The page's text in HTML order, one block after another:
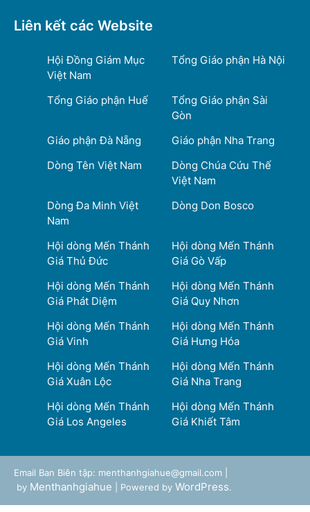
Liên kết các Website
Hội Đồng Giám Mục
Việt Nam
Tổng Giáo phận Hà Nội
Tổng Giáo phận Huế
Tổng Giáo phận Sài
Gòn
Giáo phận Đà Nẵng
Giáo phận Nha Trang
Dòng Tên Việt Nam
Dòng Chúa Cứu Thế
Việt Nam
Dòng Đa Minh Việt
Nam
Dòng Don Bosco
Hội dòng Mến Thánh
Giá Thủ Đức
Hội dòng Mến Thánh
Giá Gò Vấp
Hội dòng Mến Thánh
Giá Phát Diệm
Hội dòng Mến Thánh
Giá Quy Nhơn
Hội dòng Mến Thánh
Giá Vinh
Hội dòng Mến Thánh
Giá Hưng Hóa
Hội dòng Mến Thánh
Giá Xuân Lộc
Hội dòng Mến Thánh
Giá Nha Trang
Hội dòng Mến Thánh
Giá Los Angeles
Hội dòng Mến Thánh
Giá Khiết Tâm
Email Ban Biên tập: menthanhgiahue@gmail.com |
by Menthanhgiahue | Powered by WordPress.